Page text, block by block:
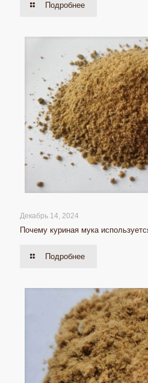
Подробнее
Декабрь 14, 2024
Почему куриная мука
Подробнее